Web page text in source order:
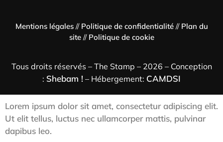
Mentions légales// Politique de confidentialité// Plan du
site// Politique de cookie
Tous droits réservés – The Stamp – 2026 – Conception
: Shebam ! – Hébergement: CAMDSI
Lorem ipsum dolor sit amet, consectetur adipiscing elit.
Ut elit tellus, luctus nec ullamcorper mattis, pulvinar
dapibus leo.